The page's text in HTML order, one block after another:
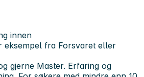
innen
eksempel fra Forsvaret eller
gjerne Master. Erfaring og